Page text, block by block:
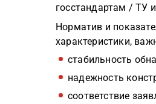
госстандартам / ТУ
Норматив и
характеристики,
стабильность
надежность
соответствие